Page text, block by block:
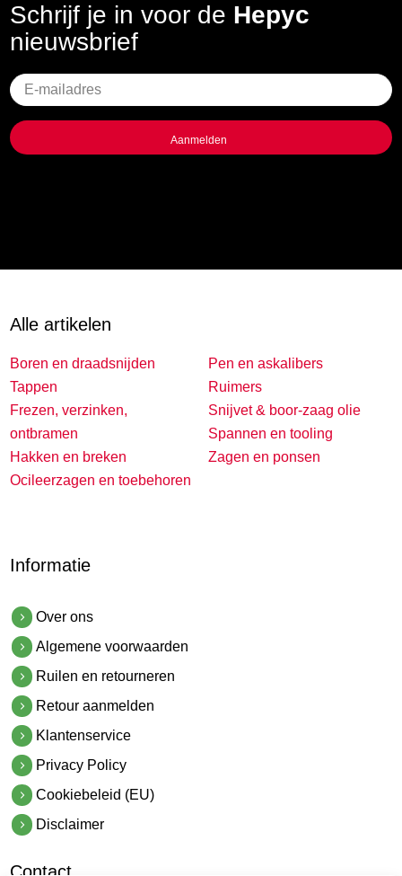
Schrijf je in voor de Hepyc
nieuwsbrief
Geen
titel
Alle artikelen
Boren en draadsnijden
Tappen
Frezen, verzinken,
ontbramen
Hakken en breken
Ocileerzagen en toebehoren
Pen en askalibers
Ruimers
Snijvet & boor-zaag olie
Spannen en tooling
Zagen en ponsen
Informatie
Over ons
Algemene voorwaarden
Ruilen en retourneren
Retour aanmelden
Klantenservice
Privacy Policy
Cookiebeleid (EU)
Disclaimer
Contact